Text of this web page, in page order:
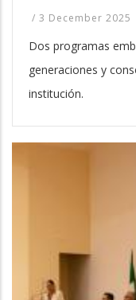
/ 3 December 2025
Dos programas
generaciones y
institución.